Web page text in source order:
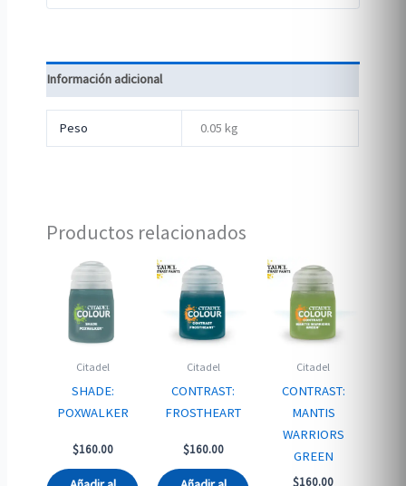
Información adicional
Peso 0.05 kg
Productos relacionados
Citadel
SHADE:
POXWALKER
$160.00
Citadel
CONTRAST:
FROSTHEART
$160.00
Citadel
CONTRAST:
MANTIS
WARRIORS
GREEN
$160.00